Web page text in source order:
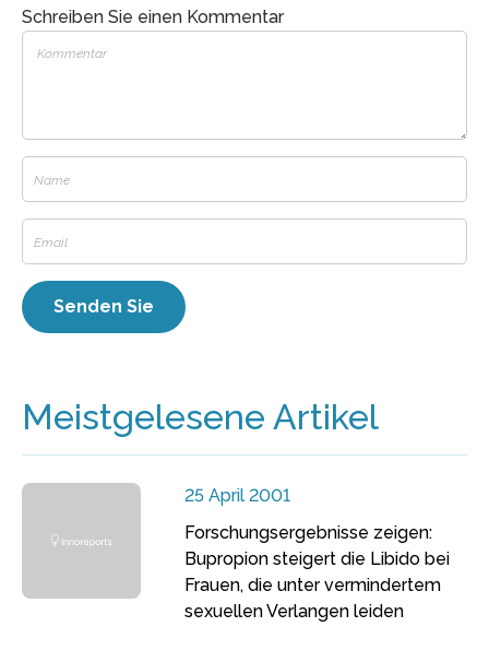
Schreiben Sie einen Kommentar
Meistgelesene Artikel
25 April 2001
Forschungsergebnisse zeigen:
Bupropion steigert die Libido bei
Frauen, die unter vermindertem
sexuellen Verlangen leiden